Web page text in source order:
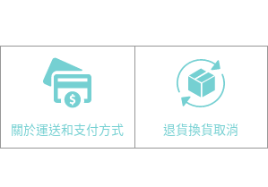
關於運送和支付方式 退貨換貨取消